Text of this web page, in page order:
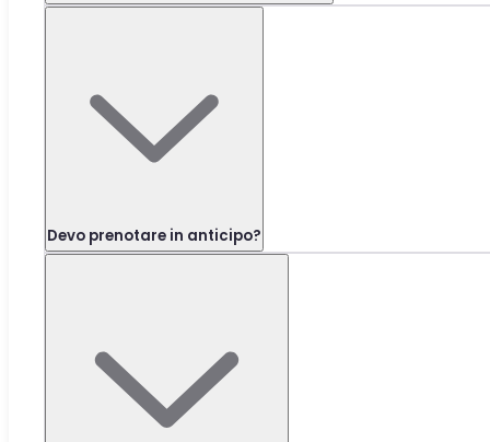
Devo prenotare in anticipo?